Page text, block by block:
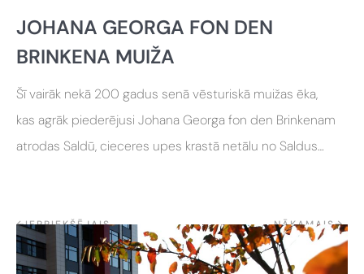
JOHANA GEORGA FON DEN
BRINKENA MUIŽA
Šī vairāk nekā 200 gadus senā vēsturiskā muižas ēka,
kas agrāk piederējusi Johana Georga fon den Brinkenam
atrodas Saldū, cieceres upes krastā netālu no Saldus
←IEPRIEKŠĒJAIS NĀKAMAIS→